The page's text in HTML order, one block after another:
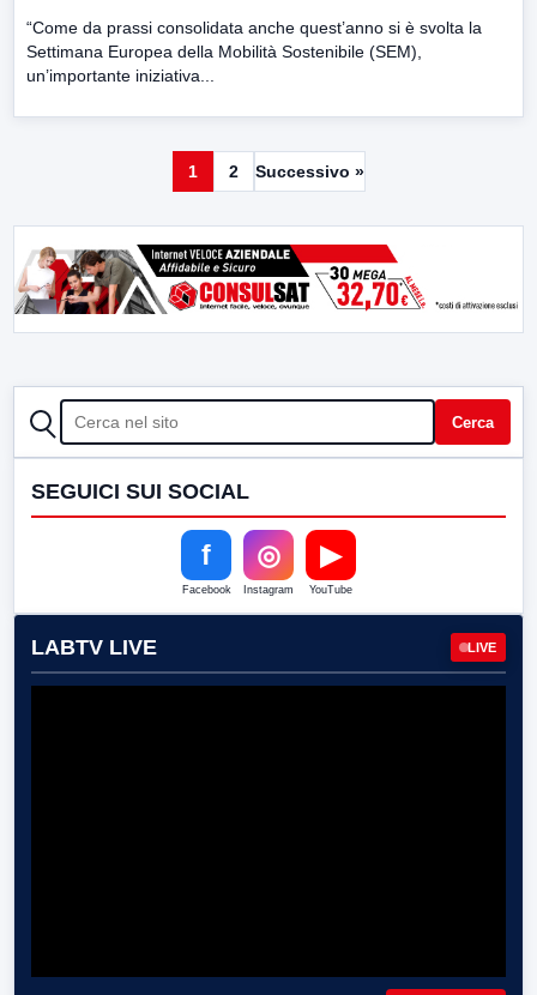
“Come da prassi consolidata anche quest’anno si è svolta la
Settimana Europea della Mobilità Sostenibile (SEM),
un’importante iniziativa...
1 2 Successivo »
CERCA Cerca
SEGUICI SUI SOCIAL
f
Facebook
◎
Instagram
▶
YouTube
LABTV LIVE LIVE